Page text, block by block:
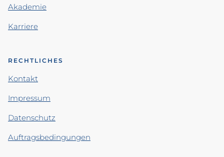
Akademie
Karriere
RECHTLICHES
Kontakt
Impressum
Datenschutz
Auftragsbedingungen